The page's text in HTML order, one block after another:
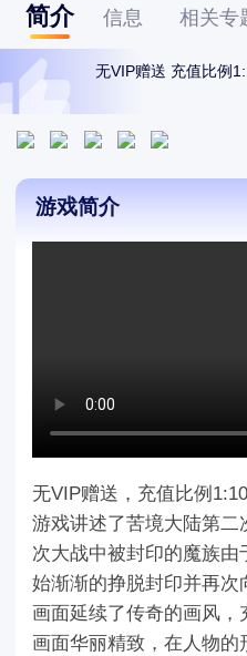
简介 信息 相关专
无VIP赠送 充值比例
游戏简介
无VIP赠送，充值比例
游戏讲述了苦境大陆第二
次大战中被封印的魔族
始渐渐的挣脱封印并再次
画面延续了传奇的画风，
画面华丽精致，在人物